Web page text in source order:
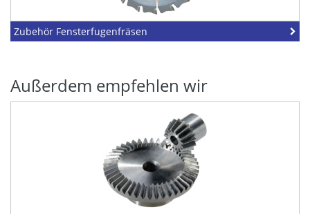
Zubehör Fensterfugenfräsen
Außerdem empfehlen wir